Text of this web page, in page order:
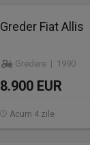
Greder Fiat Allis
Gredere | 1990
8.900 EUR
Acum 4 zile